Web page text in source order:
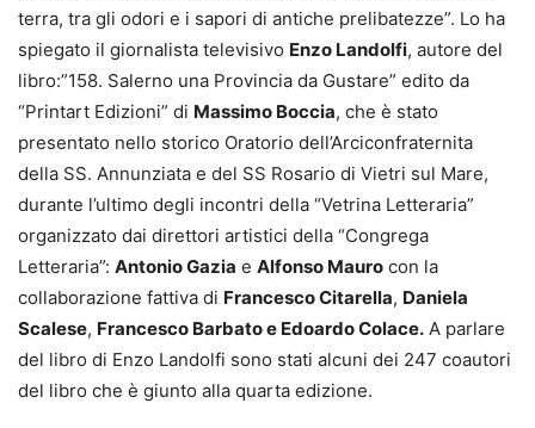
terra, tra gli odori e i sapori di antiche prelibatezze”. Lo ha
spiegato il giornalista televisivo Enzo Landolfi, autore del
libro:”158. Salerno una Provincia da Gustare” edito da
“Printart Edizioni” di Massimo Boccia, che è stato
presentato nello storico Oratorio dell’Arciconfraternita
della SS. Annunziata e del SS Rosario di Vietri sul Mare,
durante l’ultimo degli incontri della “Vetrina Letteraria”
organizzato dai direttori artistici della “Congrega
Letteraria”: Antonio Gazia e Alfonso Mauro con la
collaborazione fattiva di Francesco Citarella, Daniela
Scalese, Francesco Barbato e Edoardo Colace. A parlare
del libro di Enzo Landolfi sono stati alcuni dei 247 coautori
del libro che è giunto alla quarta edizione.